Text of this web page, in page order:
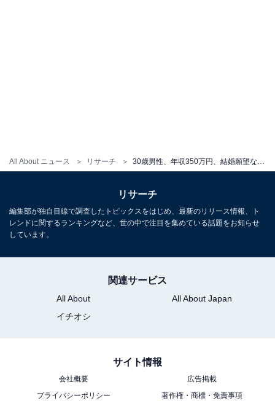
All About ニュース リサーチ
「暮らしていくので精一杯」45歳男性で年収250万円。1
「親の年金も1回で3万円しかありません」49歳男性、年
収300万円。母親と2人で実家暮らしを続ける理由
県で実家暮らしを選ぶ、32歳男性の実情
結婚相手に「子供部屋おじさん」は選べない？ 婚活で出
リサーチ
編集部が独自目線で調査したトピックスをはじめ、最新のリリース情報、ト
レンドに関するランキングなど、世の中で注目を集めている話題をお知らせ
しています。
関連サービス
All About
All About Japan
イチオシ
サイト情報
会社概要
広告掲載
プライバシーポリシー
著作権・商標・免責事項